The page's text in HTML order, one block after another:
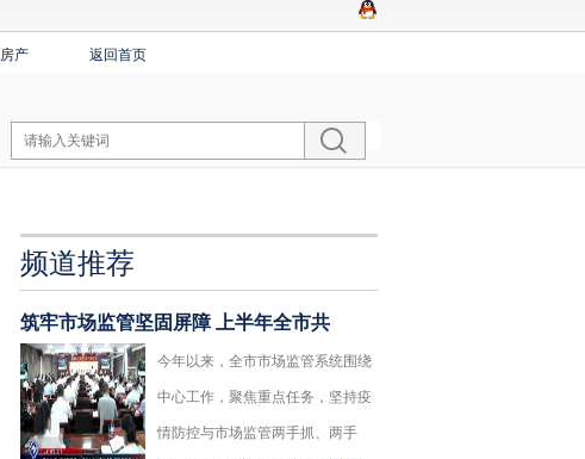
房产 返回首页
频道推荐
筑牢市场监管坚固屏障 上半年全市共
今年以来，全市市场监管系统围绕
中心工作，聚焦重点任务，坚持疫
情防控与市场监管两手抓、两手